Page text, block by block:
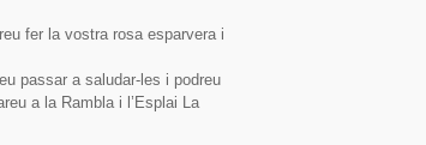
fer la vostra rosa esparvera i
passar a saludar-les i podreu
a la Rambla i l’Esplai La